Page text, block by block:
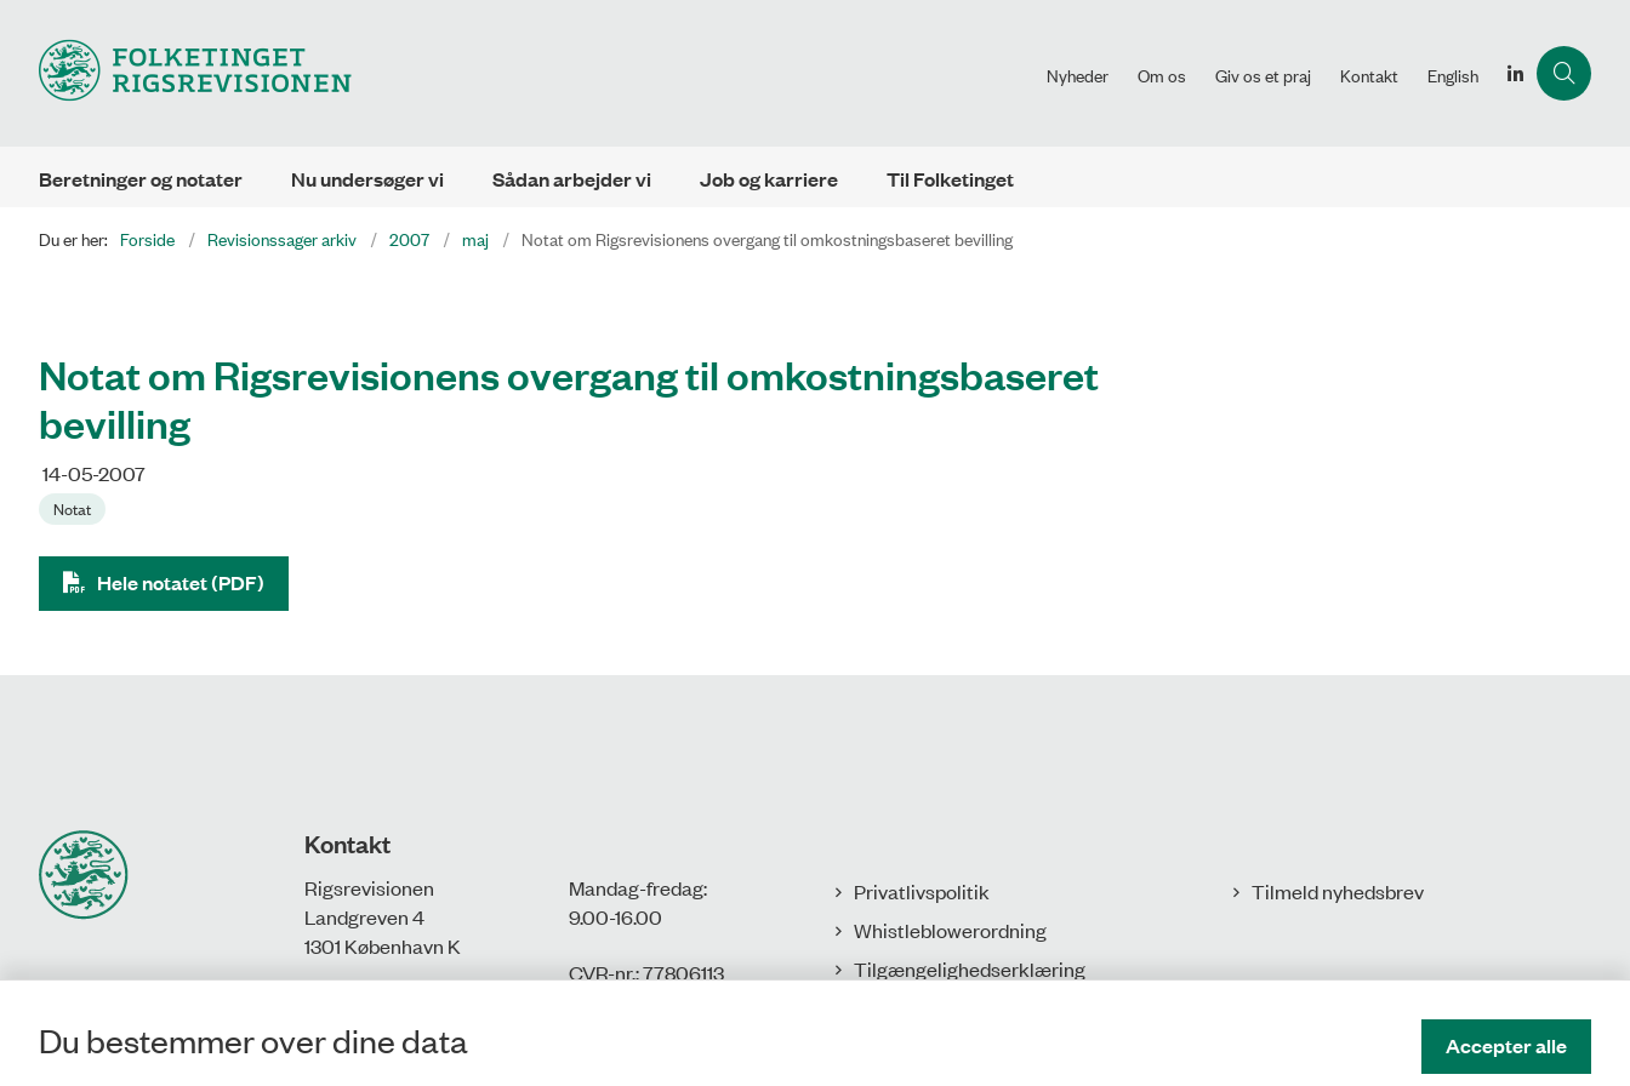
Nyheder Om os Giv os et praj Kontakt English
Beretninger og notater Nu undersøger vi Sådan arbejder vi Job og karriere Til Folketinget
Du er her: Forside Revisionssager arkiv 2007 maj Notat om Rigsrevisionens overgang til omkostningsbaseret bevilling
Notat om Rigsrevisionens overgang til omkostningsbaseret
bevilling
14-05-2007
Notat
Hele notatet (PDF)
Kontakt
Rigsrevisionen
Landgreven 4
1301 København K
E:info@rigsrevisionen.dk
Mandag-fredag:
9.00-16.00​
CVR-nr.: 77806113
Privatlivspolitik
Whistleblowerordning
Tilgængelighedserklæring
Tilmeld nyhedsbrev
Du bestemmer over dine data Accepter alle